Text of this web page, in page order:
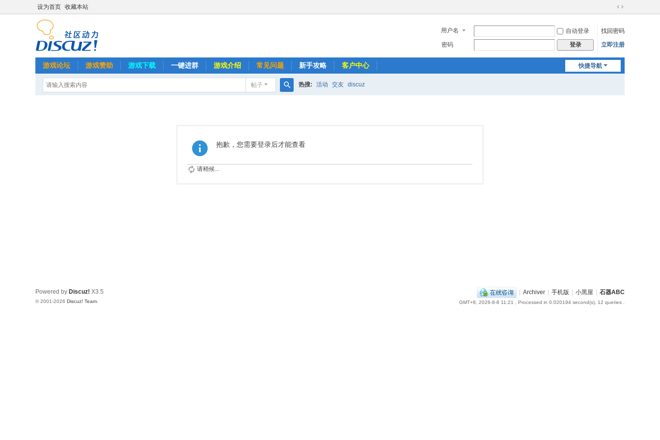
设为首页 收藏本站
切
到
宽
用户名 自动登录
找回密码
密码
登录 立即注册
快捷导航
游戏论坛 游戏赞助 游戏下载 一键进群 游戏介绍 常见问题 新手攻略 客户中心
帖子 热搜: 活动 交友 discuz
抱歉，您需要登录后才能查看
请稍候...
| Archiver | 手机版 | 小黑屋 | 石器ABC
GMT+8, 2026-8-8 11:21 , Processed in 0.020194 second(s), 12 queries .
Powered by Discuz! X3.5
© 2001-2026 Discuz! Team